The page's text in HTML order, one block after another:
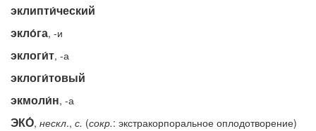
эклипти́ческий
экло́га, -и
эклоги́т, -а
эклоги́товый
экмоли́н, -а
ЭКО́, нескл., с. (сокр.: экстракорпоральное оплодотворение)